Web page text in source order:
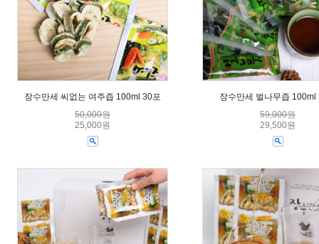
장수만세 씨없는 여주즙 100ml 30포
50,000원
25,000원
장수만세 벌나무즙 100ml
59,000원
29,500원